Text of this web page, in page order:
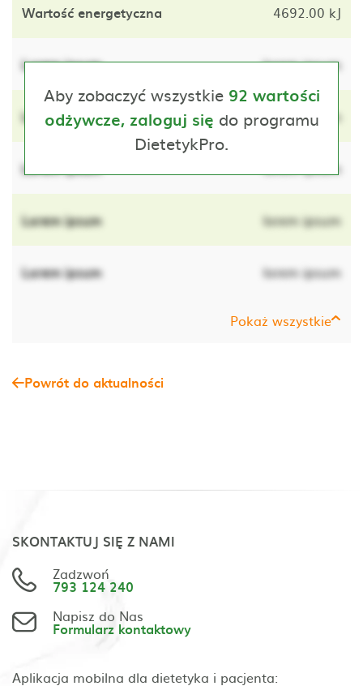
Wartość energetyczna 4692.00 kJ
Lorem ipsum lorem ipsum
Lorem ipsum lorem ipsum
Lorem ipsum lorem ipsum
Lorem ipsum lorem ipsum
Lorem ipsum lorem ipsum
Pokaż wszystkie
Aby zobaczyć wszystkie 92 wartości
odżywcze, zaloguj się do programu
DietetykPro.
Powrót do aktualności
SKONTAKTUJ SIĘ Z NAMI
Zadzwoń
793 124 240
Napisz do Nas
Formularz kontaktowy
Aplikacja mobilna dla dietetyka i pacjenta: